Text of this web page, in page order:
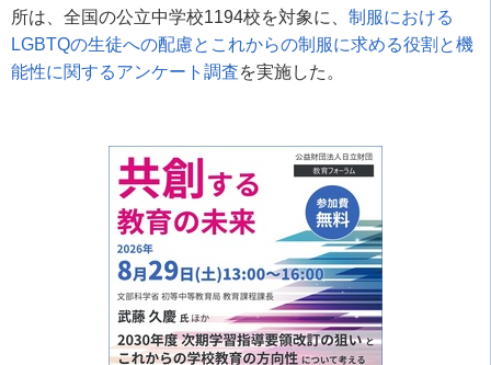
所は、全国の公立中学校1194校を対象に、 制服における
LGBTQの生徒への配慮とこれからの制服に求める役割と機
能性に関するアンケート調査を実施した。